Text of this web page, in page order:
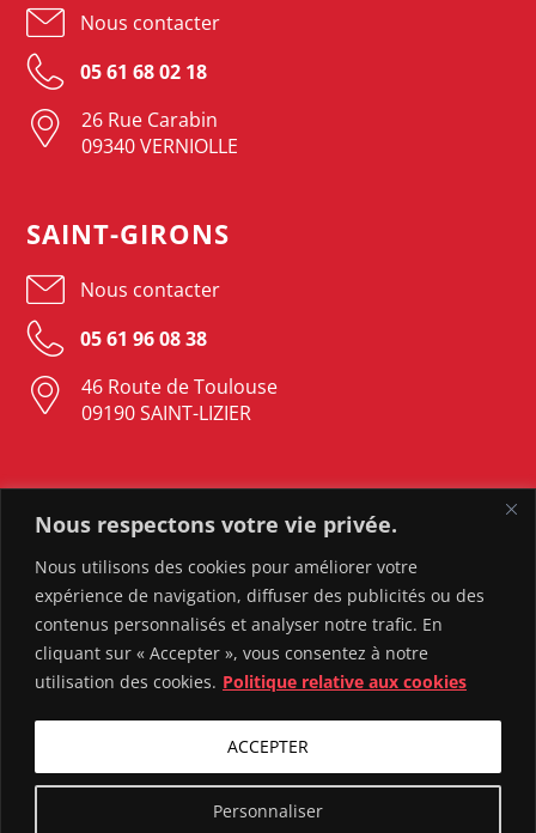
Nous respectons votre vie privée.
Nous utilisons des cookies pour améliorer votre
expérience de navigation, diffuser des publicités ou des
contenus personnalisés et analyser notre trafic. En
cliquant sur « Accepter », vous consentez à notre
utilisation des cookies. Politique relative aux cookies
Personnaliser
ACCEPTER
Nous contacter
05 61 68 02 18
26 Rue Carabin
09340 VERNIOLLE
SAINT-GIRONS
Nous contacter
05 61 96 08 38
46 Route de Toulouse
09190 SAINT-LIZIER
LAVELANET
Nous contacter
05 61 05 23 37
82 Rue Sebile
09300 LAVELANET